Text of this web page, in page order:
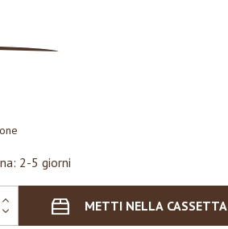
2-5 giorni
METTI NELLA CASSETTA